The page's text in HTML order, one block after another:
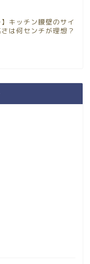
】キッチン腰壁のサイ
は何センチが理想？